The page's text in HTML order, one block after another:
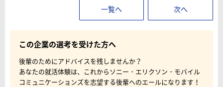
一覧へ 次へ
この企業の選考を受けた方へ
後輩のためにアドバイスを残しませんか？
あなたの就活体験は、これからソニー・エリクソン・モバイル
コミュニケーションズを志望する後輩へのエールになります！